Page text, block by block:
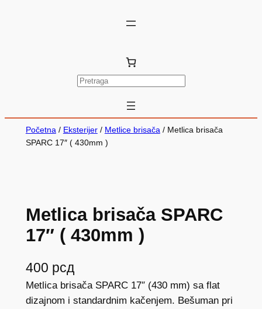
P
t
r
Početna/ Eksterijer/ Metlice brisača/ Metlica brisača
SPARC 17″ ( 430mm )
Metlica brisača SPARC
17″ ( 430mm )
400 рсд
Metlica brisača SPARC 17″ (430 mm) sa flat
dizajnom i standardnim kačenjem. Bešuman pri